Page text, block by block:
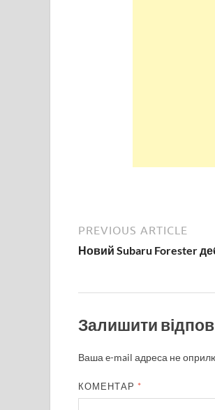
PREVIOUS ARTICLE
Новий Subaru Forester
Залишити
Ваша e-mail адреса не
КОМЕНТАР *